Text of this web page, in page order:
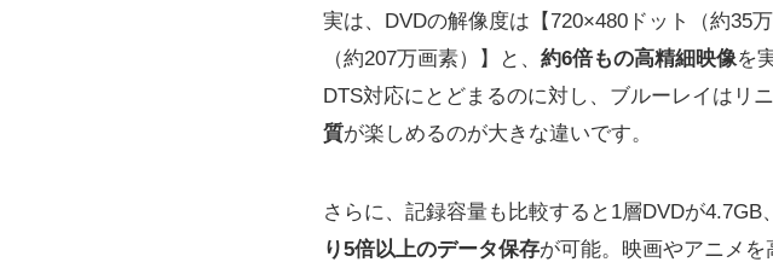
実は、DVDの解像度は【720×480ドット（約35
（約207万画素）】と、 約6倍もの高精細映像を
DTS対応にとどまるのに対し、ブルーレイはリ
質が楽しめるのが大きな違いです。
さらに、記録容量も比較すると1層DVDが4.7GB
り5倍以上のデータ保存が可能。映画やアニメ